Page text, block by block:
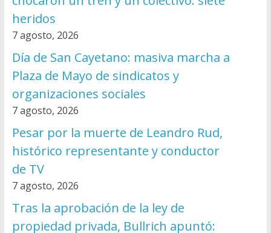
heridos
7 agosto, 2026
Día de San Cayetano: masiva marcha a
Plaza de Mayo de sindicatos y
organizaciones sociales
7 agosto, 2026
Pesar por la muerte de Leandro Rud,
histórico representante y conductor
de TV
7 agosto, 2026
Tras la aprobación de la ley de
propiedad privada, Bullrich apuntó: